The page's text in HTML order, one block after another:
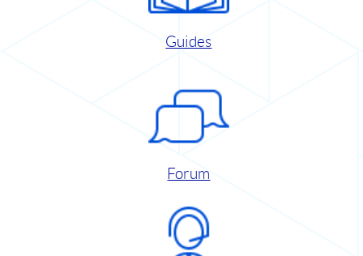
Guides
Forum